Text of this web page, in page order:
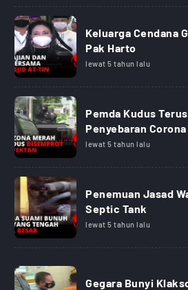
Keluarga Cendana
Pak Harto
lewat 5 tahun lalu
Pemda Kudus
Penyebaran Corona
lewat 5 tahun lalu
Penemuan Jasad
Septic Tank
lewat 5 tahun lalu
Gegara Bunyi